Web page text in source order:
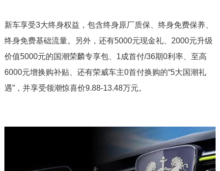
新车享受3大终身权益，包含终身原厂质保、终身免费保养、
终身免费基础流量。另外，还有5000元现金礼、2000元升级
价值5000元的国潮荣麟专享包、1成首付/36期0利率、至高
6000元增换购补贴、还有荣威车主0首付换购的“5大国潮礼
遇”，并享受领潮惊喜价9.88-13.48万元。